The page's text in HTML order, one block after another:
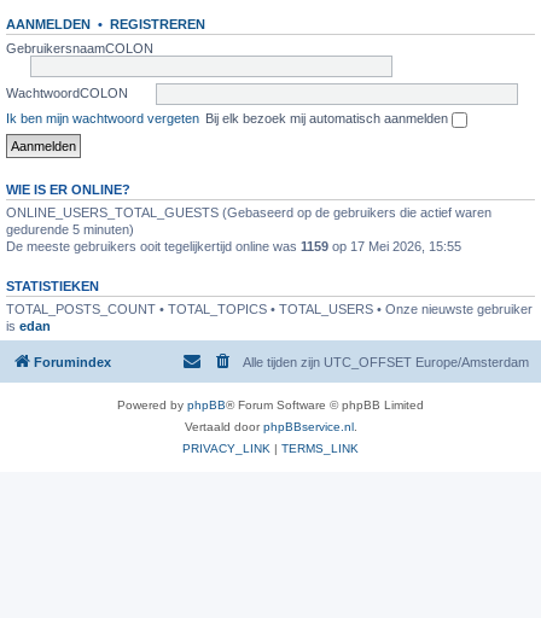
AANMELDEN • REGISTREREN
GebruikersnaamCOLON
WachtwoordCOLON
Ik ben mijn wachtwoord vergeten Bij elk bezoek mij automatisch aanmelden
WIE IS ER ONLINE?
ONLINE_USERS_TOTAL_GUESTS (Gebaseerd op de gebruikers die actief waren
gedurende 5 minuten)
De meeste gebruikers ooit tegelijkertijd online was 1159 op 17 Mei 2026, 15:55
STATISTIEKEN
TOTAL_POSTS_COUNT • TOTAL_TOPICS • TOTAL_USERS • Onze nieuwste gebruiker
is edan
Forumindex Alle tijden zijn UTC_OFFSET Europe/Amsterdam
Powered by phpBB® Forum Software © phpBB Limited
Vertaald doorphpBBservice.nl.
PRIVACY_LINK | TERMS_LINK